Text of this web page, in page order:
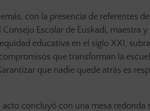
con la presencia de referentes
Escolar de Euskadi, maestra
educativa en el siglo XXI,
que transforman la
que nadie quede atrás es
concluyó con una mesa